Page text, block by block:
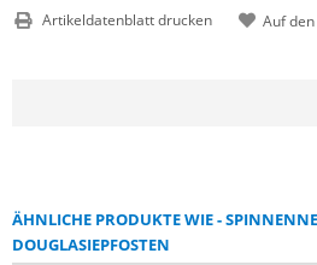
Artikeldatenblatt drucken
ÄHNLICHE PRODUKTE WIE -
DOUGLASIEPFOSTEN